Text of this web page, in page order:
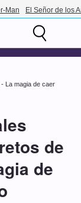
Man El Señor de los
La magia de caer
de
de